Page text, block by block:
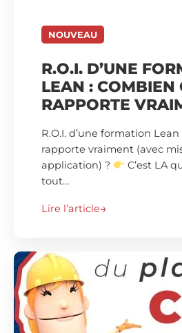
NOUVEAU
R.O.I. D’UNE
LEAN : COMBIEN
RAPPORTE
R.O.I. d’une formation
rapporte vraiment (avec
application) ?
C’est LA
tout…
Lire l’article